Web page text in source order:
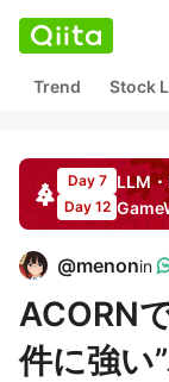
Trend Stock
Day 7 LLM
Day 12
@menonin
ACORN
件に強い